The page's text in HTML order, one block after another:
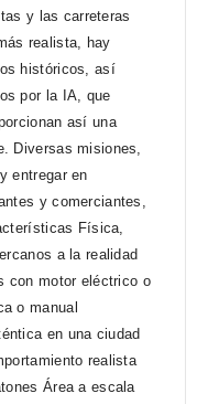
y las carreteras
realista, hay
históricos, así
por la IA, que
así una
Diversas misiones,
entregar en
y comerciantes,
Física,
a la realidad
con motor eléctrico o
o manual
en una ciudad
realista
Área a escala